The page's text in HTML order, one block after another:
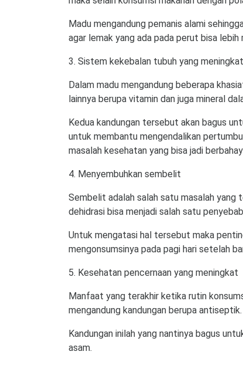
Madu mengandung pemanis alami
agar lemak yang ada pada perut bisa lebih
3. Sistem kekebalan tubuh yang meningkat
Dalam madu mengandung beberapa
lainnya berupa vitamin dan juga mineral
Kedua kandungan tersebut akan bagus
untuk membantu mengendalikan
masalah kesehatan yang bisa jadi
4. Menyembuhkan sembelit
Sembelit adalah salah satu masalah yang
dehidrasi bisa menjadi salah satu
Untuk mengatasi hal tersebut maka
mengonsumsinya pada pagi hari setelah
5. Kesehatan pencernaan yang meningkat
Manfaat yang terakhir ketika rutin
mengandung kandungan berupa antiseptik.
Kandungan inilah yang nantinya bagus
asam.